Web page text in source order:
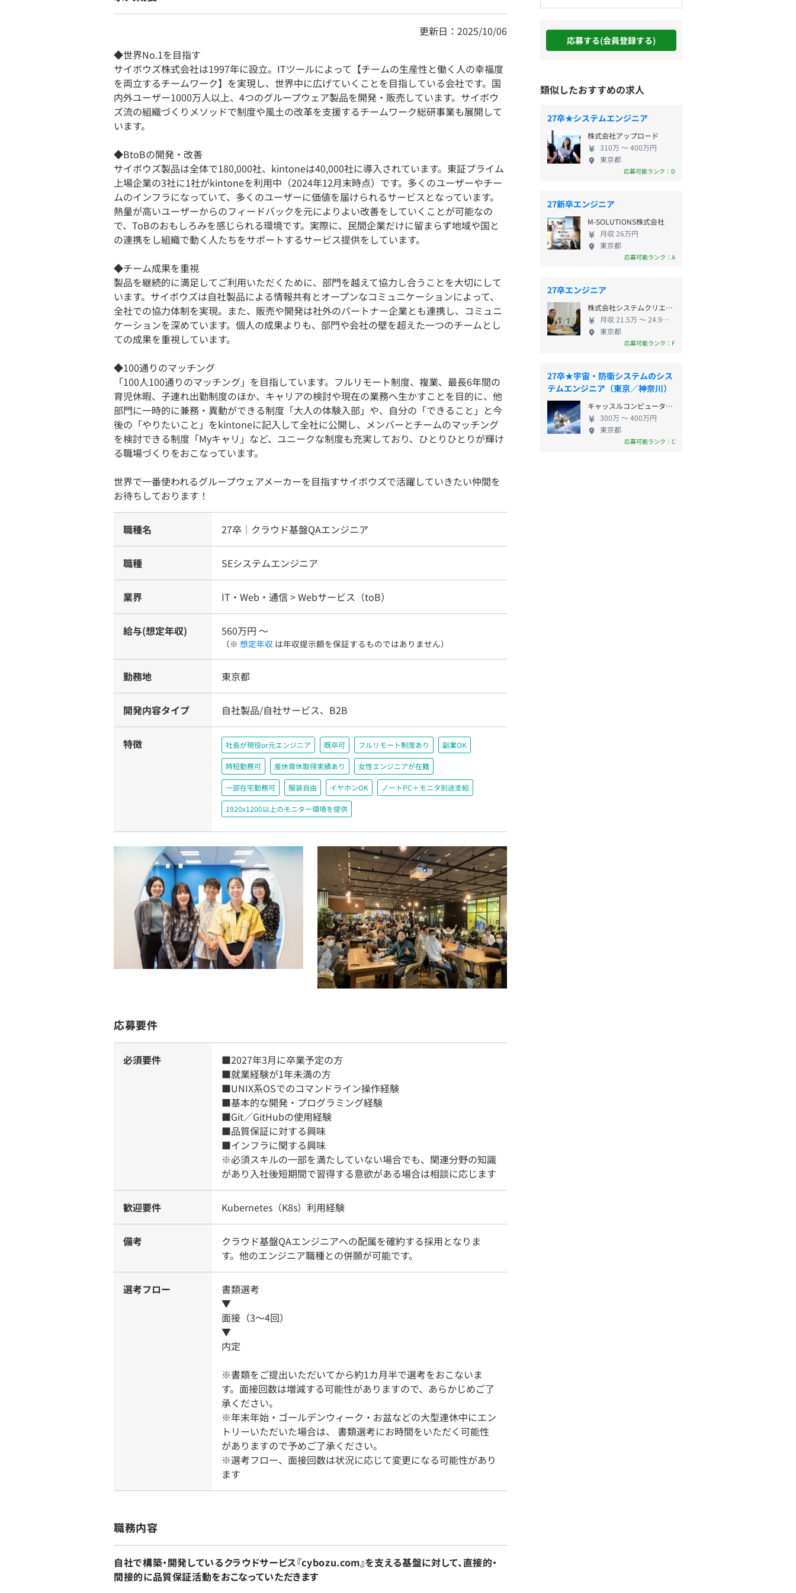
更新日：2025/10/06
◆世界No.1を目指す
サイボウズ株式会社は1997年に設立。ITツールによって【チームの生産性と働く人の幸福度
を両立するチームワーク】を実現し、世界中に広げていくことを目指している会社です。国
内外ユーザー1000万人以上、4つのグループウェア製品を開発・販売しています。サイボウ
ズ流の組織づくりメソッドで制度や風土の改革を支援するチームワーク総研事業も展開して
います。
◆BtoBの開発・改善
サイボウズ製品は全体で180,000社、kintoneは40,000社に導入されています。東証プライム
上場企業の3社に1社がkintoneを利用中（2024年12月末時点）です。多くのユーザーやチー
ムのインフラになっていて、多くのユーザーに価値を届けられるサービスとなっています。
熱量が高いユーザーからのフィードバックを元によりよい改善をしていくことが可能なの
で、ToBのおもしろみを感じられる環境です。実際に、民間企業だけに留まらず地域や国と
の連携をし組織で動く人たちをサポートするサービス提供をしています。
◆チーム成果を重視
製品を継続的に満足してご利用いただくために、部門を越えて協力し合うことを大切にして
います。サイボウズは自社製品による情報共有とオープンなコミュニケーションによって、
全社での協力体制を実現。また、販売や開発は社外のパートナー企業とも連携し、コミュニ
ケーションを深めています。個人の成果よりも、部門や会社の壁を超えた一つのチームとし
ての成果を重視しています。
◆100通りのマッチング
「100人100通りのマッチング」を目指しています。フルリモート制度、複業、最長6年間の
育児休暇、子連れ出勤制度のほか、キャリアの検討や現在の業務へ生かすことを目的に、他
部門に一時的に兼務・異動ができる制度「大人の体験入部」や、自分の「できること」と今
後の「やりたいこと」をkintoneに記入して全社に公開し、メンバーとチームのマッチング
を検討できる制度「Myキャリ」など、ユニークな制度も充実しており、ひとりひとりが輝け
る職場づくりをおこなっています。
世界で一番使われるグループウェアメーカーを目指すサイボウズで活躍していきたい仲間を
お待ちしております！
職種名 27卒｜クラウド基盤QAエンジニア
職種 SEシステムエンジニア
業界 IT・Web・通信 > Webサービス（toB）
給与(想定年収) 560万円 〜
（※ 想定年収 は年収提示額を保証するものではありません）
勤務地 東京都
開発内容タイプ 自社製品/自社サービス、B2B
特徴 社長が現役or元エンジニア 既卒可 フルリモート制度あり 副業OK
時短勤務可 産休育休取得実績あり 女性エンジニアが在籍
一部在宅勤務可 服装自由 イヤホンOK ノートPC＋モニタ別途支給
1920x1200以上のモニター環境を提供
応募要件
必須要件
■2027年3月に卒業予定の方
■就業経験が1年未満の方
■UNIX系OSでのコマンドライン操作経験
■基本的な開発・プログラミング経験
■Git／GitHubの使用経験
■品質保証に対する興味
■インフラに関する興味
※必須スキルの一部を満たしていない場合でも、関連分野の知識
があり入社後短期間で習得する意欲がある場合は相談に応じます
歓迎要件 Kubernetes（K8s）利用経験
備考
クラウド基盤QAエンジニアへの配属を確約する採用となりま
す。他のエンジニア職種との併願が可能です。
選考フロー
書類選考
▼
面接（3〜4回）
▼
内定
※書類をご提出いただいてから約1カ月半で選考をおこないま
す。面接回数は増減する可能性がありますので、あらかじめご了
承ください。
※年末年始・ゴールデンウィーク・お盆などの大型連休中にエン
トリーいただいた場合は、 書類選考にお時間をいただく可能性
がありますので予めご了承ください。
※選考フロー、面接回数は状況に応じて変更になる可能性があり
ます
職務内容
自社で構築・開発しているクラウドサービス『cybozu.com』を支える基盤に対して、直接的・
間接的に品質保証活動をおこなっていただきます
応募する(会員登録する)
類似したおすすめの求人
27卒★システムエンジニア
株式会社アップロード
310万 〜 400万円
東京都
応募可能ランク：D
27新卒エンジニア
M-SOLUTIONS株式会社
月収 26万円
東京都
応募可能ランク：A
27卒エンジニア
株式会社システムクリエイト
月収 21.5万 〜 24.9万円
東京都
応募可能ランク：F
27卒★宇宙・防衛システムのシス
テムエンジニア（東京／神奈川）
キャッスルコンピューター株式会社
300万 〜 400万円
東京都
応募可能ランク：C